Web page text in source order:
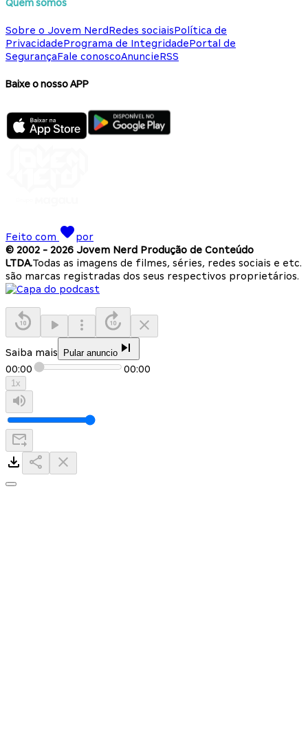
Quem somos
Sobre o Jovem NerdRedes sociaisPolítica de
PrivacidadePrograma de IntegridadePortal de
SegurançaFale conoscoAnuncieRSS
Baixe o nosso APP
Feito com
por
© 2002 - 2026 Jovem Nerd Produção de Conteúdo
LTDA.Todas as imagens de filmes, séries, redes sociais e etc.
são marcas registradas dos seus respectivos proprietários.
Saiba mais Pular anuncio
00:00 00:00
1x